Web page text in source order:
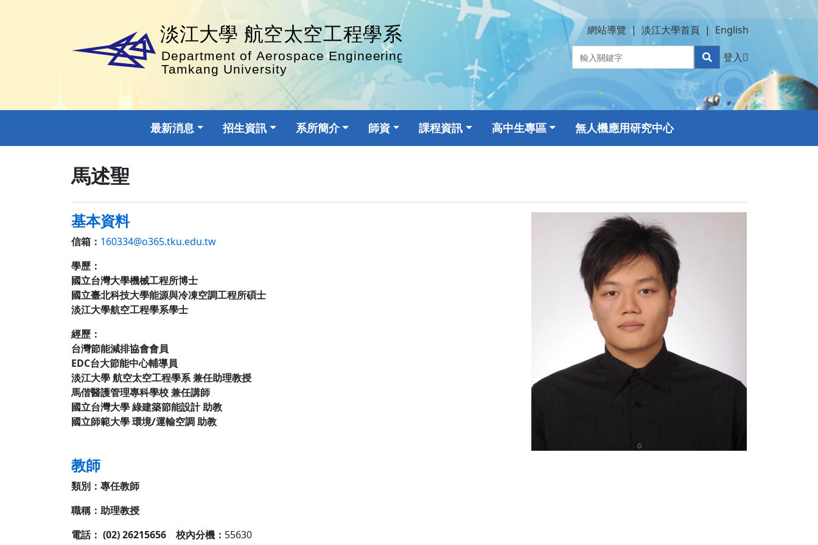
網站導覽 | 淡江大學首頁 | English
登入
最新消息 招生資訊 系所簡介 師資 課程資訊 高中生專區 無人機應用研究中心
馬述聖
基本資料
信箱： 160334@o365.tku.edu.tw
學歷：
國立台灣大學機械工程所博士
國立臺北科技大學能源與冷凍空調工程所碩士
淡江大學航空工程學系學士
經歷：
台灣節能減排協會會員
EDC台大節能中心輔導員
淡江大學 航空太空工程學系 兼任助理教授
馬偕醫護管理專科學校 兼任講師
國立台灣大學 綠建築節能設計 助教
國立師範大學 環境/運輸空調 助教
教師
類別： 專任教師
職稱：助理教授
電話： (02) 26215656 校內分機： 55630